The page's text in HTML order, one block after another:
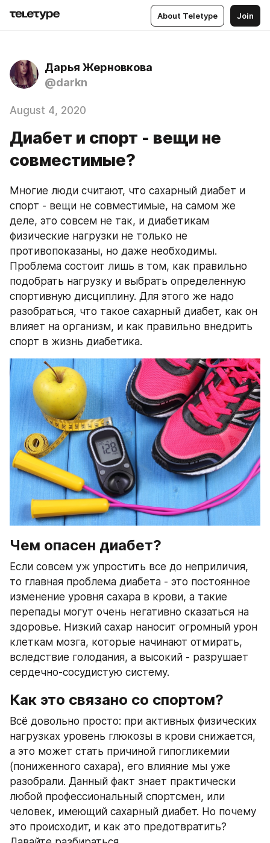
About Teletype Join
Дарья Жерновкова
@darkn
August 4, 2020
Диабет и спорт - вещи не
совместимые?
Многие люди считают, что сахарный диабет и
спорт - вещи не совместимые, на самом же
деле, это совсем не так, и диабетикам
физические нагрузки не только не
противопоказаны, но даже необходимы.
Проблема состоит лишь в том, как правильно
подобрать нагрузку и выбрать определенную
спортивную дисциплину. Для этого же надо
разобраться, что такое сахарный диабет, как он
влияет на организм, и как правильно внедрить
спорт в жизнь диабетика.
Чем опасен диабет?
Если совсем уж упростить все до неприличия,
то главная проблема диабета - это постоянное
изменение уровня сахара в крови, а такие
перепады могут очень негативно сказаться на
здоровье. Низкий сахар наносит огромный урон
клеткам мозга, которые начинают отмирать,
вследствие голодания, а высокий - разрушает
сердечно-сосудистую систему.
Как это связано со спортом?
Всё довольно просто: при активных физических
нагрузках уровень глюкозы в крови снижается,
а это может стать причиной гипогликемии
(пониженного сахара), его влияние мы уже
разобрали. Данный факт знает практически
любой профессиональный спортсмен, или
человек, имеющий сахарный диабет. Но почему
это происходит, и как это предотвратить?